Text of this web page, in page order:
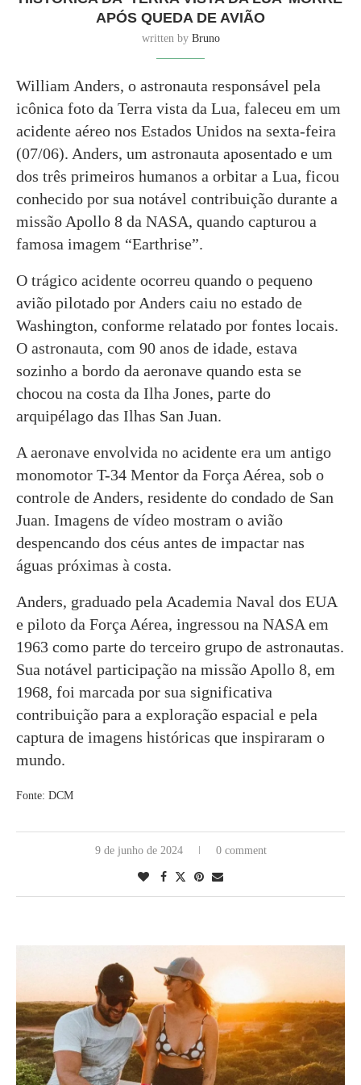
APÓS QUEDA DE AVIÃO
written by Bruno
William Anders, o astronauta responsável pela
icônica foto da Terra vista da Lua, faleceu em um
acidente aéreo nos Estados Unidos na sexta-feira
(07/06). Anders, um astronauta aposentado e um
dos três primeiros humanos a orbitar a Lua, ficou
conhecido por sua notável contribuição durante a
missão Apollo 8 da NASA, quando capturou a
famosa imagem “Earthrise”.
O trágico acidente ocorreu quando o pequeno
avião pilotado por Anders caiu no estado de
Washington, conforme relatado por fontes locais.
O astronauta, com 90 anos de idade, estava
sozinho a bordo da aeronave quando esta se
chocou na costa da Ilha Jones, parte do
arquipélago das Ilhas San Juan.
A aeronave envolvida no acidente era um antigo
monomotor T-34 Mentor da Força Aérea, sob o
controle de Anders, residente do condado de San
Juan. Imagens de vídeo mostram o avião
despencando dos céus antes de impactar nas
águas próximas à costa.
Anders, graduado pela Academia Naval dos EUA
e piloto da Força Aérea, ingressou na NASA em
1963 como parte do terceiro grupo de astronautas.
Sua notável participação na missão Apollo 8, em
1968, foi marcada por sua significativa
contribuição para a exploração espacial e pela
captura de imagens históricas que inspiraram o
mundo.
Fonte: DCM
9 de junho de 2024 0 comment